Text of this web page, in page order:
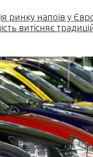
ринку напоїв у
витісняє